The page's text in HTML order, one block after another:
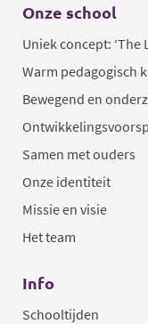
Onze school
Uniek concept: ‘The
Warm pedagogisch
Bewegend en
Samen met ouders
Onze identiteit
Missie en visie
Het team
Info
Schooltijden